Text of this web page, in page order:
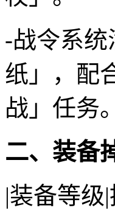
-战令系
纸」，配
战」任务。
二、装备
|装备等级